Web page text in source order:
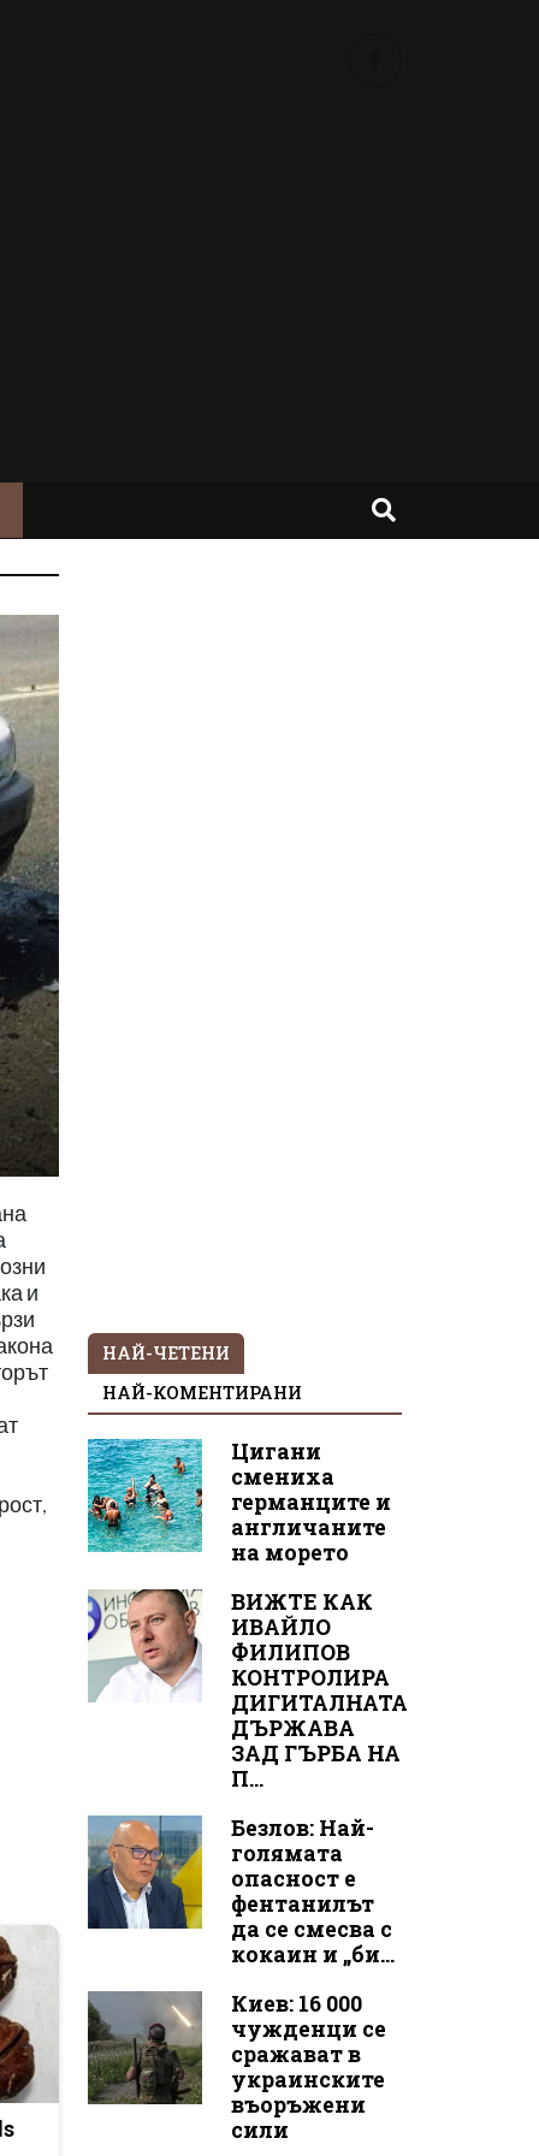
и
НАЙ-ЧЕТЕНИ
НАЙ-КОМЕНТИРАНИ
Цигани
смениха
германците и
англичаните
на морето
ВИЖТЕ КАК
ИВАЙЛО
ФИЛИПОВ
КОНТРОЛИРА
ДИГИТАЛНАТА
ДЪРЖАВА
ЗАД ГЪРБА НА
П...
Безлов: Най-
голямата
опасност е
фентанилът
да се смесва с
кокаин и „би...
Киев: 16 000
чужденци се
сражават в
украинските
въоръжени
сили